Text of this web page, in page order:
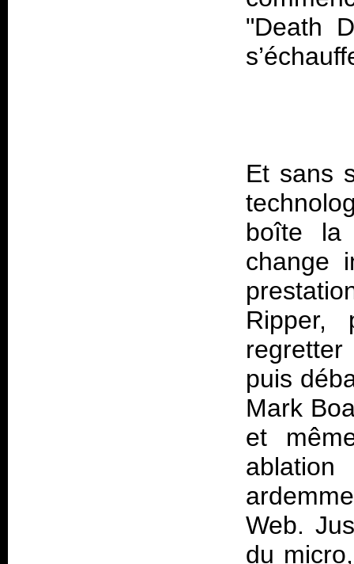
"Death
Et sans
boîte la
change
Ripper,
puis
Mark
et
Web.
du